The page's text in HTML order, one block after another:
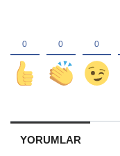
YORUMLAR